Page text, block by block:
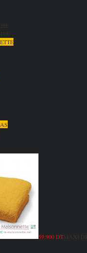
59,900 DT